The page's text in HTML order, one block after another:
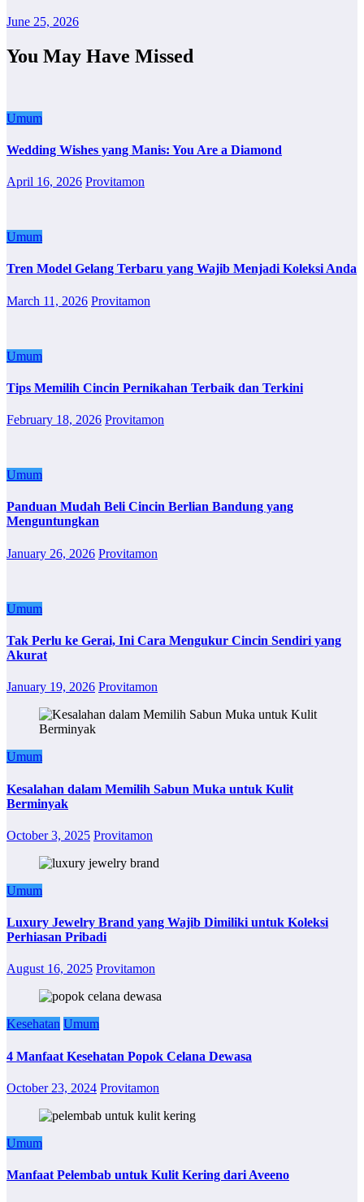
June 25, 2026
You May Have Missed
Umum
Wedding Wishes yang Manis: You Are a Diamond
April 16, 2026 Provitamon
Umum
Tren Model Gelang Terbaru yang Wajib Menjadi Koleksi Anda
March 11, 2026 Provitamon
Umum
Tips Memilih Cincin Pernikahan Terbaik dan Terkini
February 18, 2026 Provitamon
Umum
Panduan Mudah Beli Cincin Berlian Bandung yang
Menguntungkan
January 26, 2026 Provitamon
Umum
Tak Perlu ke Gerai, Ini Cara Mengukur Cincin Sendiri yang
Akurat
January 19, 2026 Provitamon
Umum
Kesalahan dalam Memilih Sabun Muka untuk Kulit
Berminyak
October 3, 2025 Provitamon
Umum
Luxury Jewelry Brand yang Wajib Dimiliki untuk Koleksi
Perhiasan Pribadi
August 16, 2025 Provitamon
Kesehatan Umum
4 Manfaat Kesehatan Popok Celana Dewasa
October 23, 2024 Provitamon
Umum
Manfaat Pelembab untuk Kulit Kering dari Aveeno